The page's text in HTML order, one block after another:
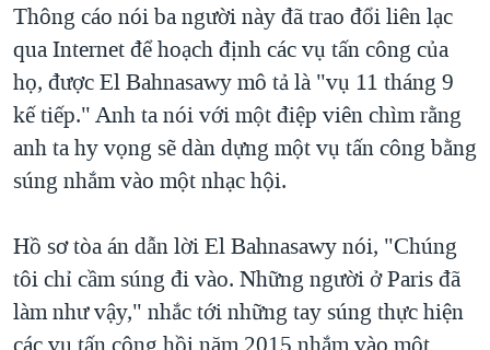
Thông cáo nói ba người này đã trao đổi liên lạc
qua Internet để hoạch định các vụ tấn công của
họ, được El Bahnasawy mô tả là "vụ 11 tháng 9
kế tiếp." Anh ta nói với một điệp viên chìm rằng
anh ta hy vọng sẽ dàn dựng một vụ tấn công bằng
súng nhắm vào một nhạc hội.
Hồ sơ tòa án dẫn lời El Bahnasawy nói, "Chúng
tôi chỉ cầm súng đi vào. Những người ở Paris đã
làm như vậy," nhắc tới những tay súng thực hiện